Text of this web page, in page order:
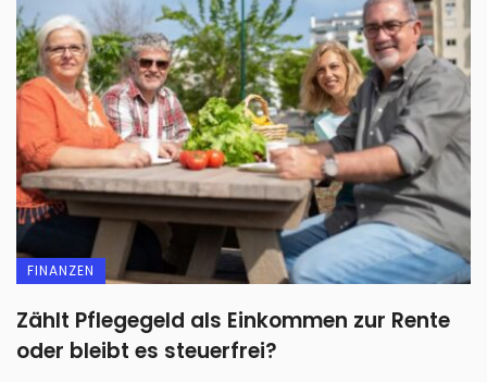
FINANZEN
Zählt Pflegegeld als Einkommen zur Rente
oder bleibt es steuerfrei?